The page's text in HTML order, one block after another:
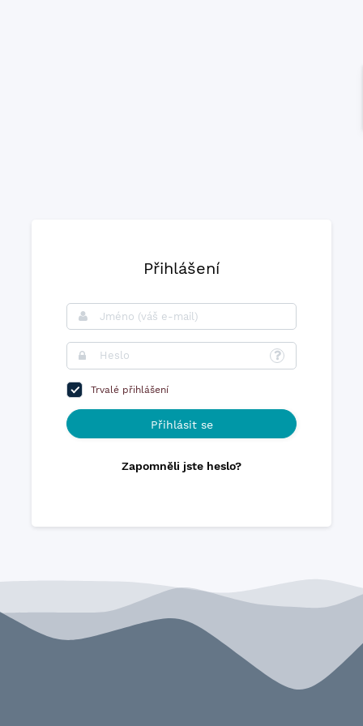
Přihlášení
Trvalé přihlášení
Přihlásit se
Zapomněli jste heslo?